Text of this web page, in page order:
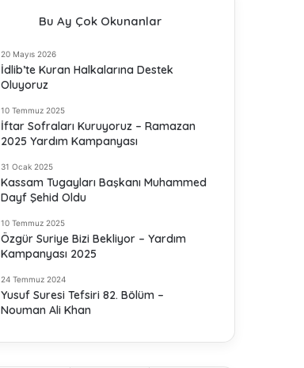
Bu Ay Çok Okunanlar
20 Mayıs 2026
İdlib’te Kuran Halkalarına Destek
Oluyoruz
10 Temmuz 2025
İftar Sofraları Kuruyoruz – Ramazan
2025 Yardım Kampanyası
31 Ocak 2025
Kassam Tugayları Başkanı Muhammed
Dayf Şehid Oldu
10 Temmuz 2025
Özgür Suriye Bizi Bekliyor – Yardım
Kampanyası 2025
24 Temmuz 2024
Yusuf Suresi Tefsiri 82. Bölüm –
Nouman Ali Khan